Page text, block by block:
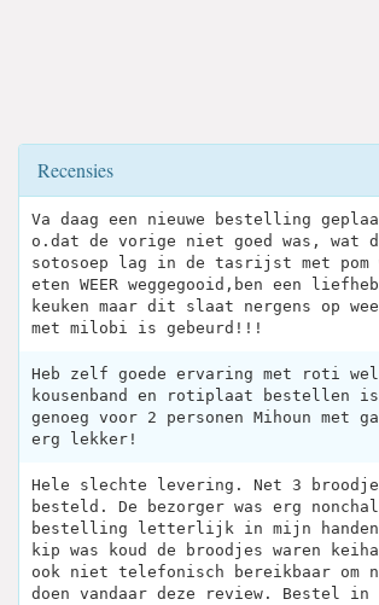
Recensies
Va daag een nieuwe bestelling
o.dat de vorige niet goed was, wat
sotosoep lag in de tasrijst met pom
eten WEER weggegooid,ben een
keuken maar dit slaat nergens op
met milobi is gebeurd!!!
Heb zelf goede ervaring met roti
kousenband en rotiplaat bestellen
genoeg voor 2 personen Mihoun met
erg lekker!
Hele slechte levering. Net 3
besteld. De bezorger was erg
bestelling letterlijk in mijn handen
kip was koud de broodjes waren
ook niet telefonisch bereikbaar om
doen vandaar deze review. Bestel